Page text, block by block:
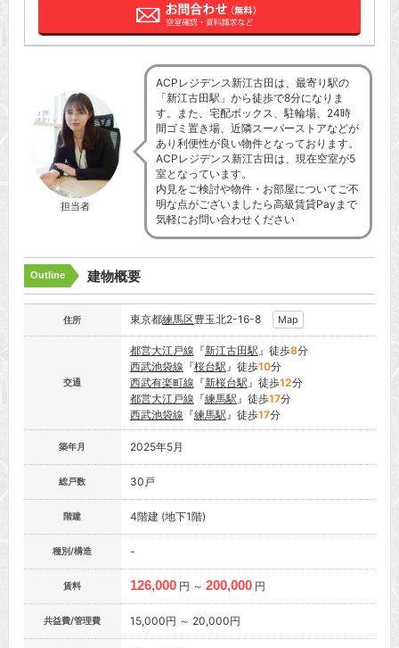
担当者
ACPレジデンス新江古田は、最寄り駅の
「新江古田駅」から徒歩で8分になりま
す。また、宅配ボックス、駐輪場、24時
間ゴミ置き場、近隣スーパーストアなどが
あり利便性が良い物件となっております。
ACPレジデンス新江古田は、現在空室が5
室となっています。
内見をご検討や物件・お部屋についてご不
明な点がございましたら高級賃貸Payまで
気軽にお問い合わせください
Outline 建物概要
住所 東京都練馬区豊玉北2-16-8 Map
交通
都営大江戸線 『新江古田駅』徒歩8分
西武池袋線 『桜台駅』徒歩10分
西武有楽町線 『新桜台駅』徒歩12分
都営大江戸線 『練馬駅』徒歩17分
西武池袋線 『練馬駅』徒歩17分
築年月 2025年5月
総戸数 30戸
階建 4階建 (地下1階)
種別/構造 -
賃料 126,000 円 ～ 200,000 円
共益費/管理費 15,000円 ～ 20,000円